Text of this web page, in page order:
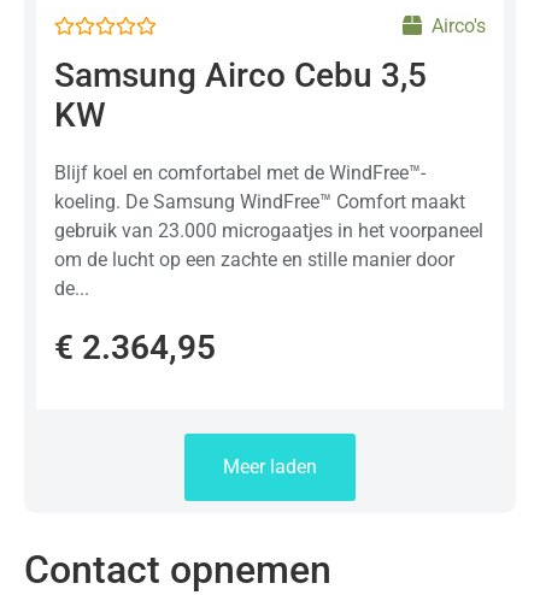
0
uit
5
Airco's
Samsung Airco Cebu 3,5
KW
Blijf koel en comfortabel met de WindFree™-
koeling. De Samsung WindFree™ Comfort maakt
gebruik van 23.000 microgaatjes in het voorpaneel
om de lucht op een zachte en stille manier door
de...
€ 2.364,95
Meer laden
Contact opnemen